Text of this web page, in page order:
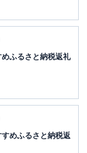
ふるさと納税返礼
めふるさと納税返